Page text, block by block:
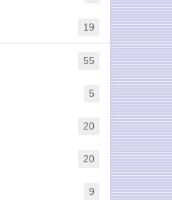
19
55
5
20
20
9